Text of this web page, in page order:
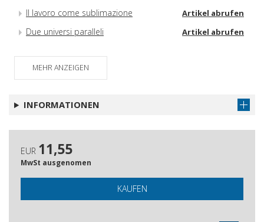
Il lavoro come sublimazione Artikel abrufen
Due universi paralleli Artikel abrufen
MEHR ANZEIGEN
INFORMATIONEN
EUR 11,55
MwSt ausgenomen
KAUFEN